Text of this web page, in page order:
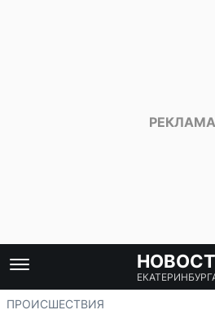
ПРОИСШЕСТВИЯ